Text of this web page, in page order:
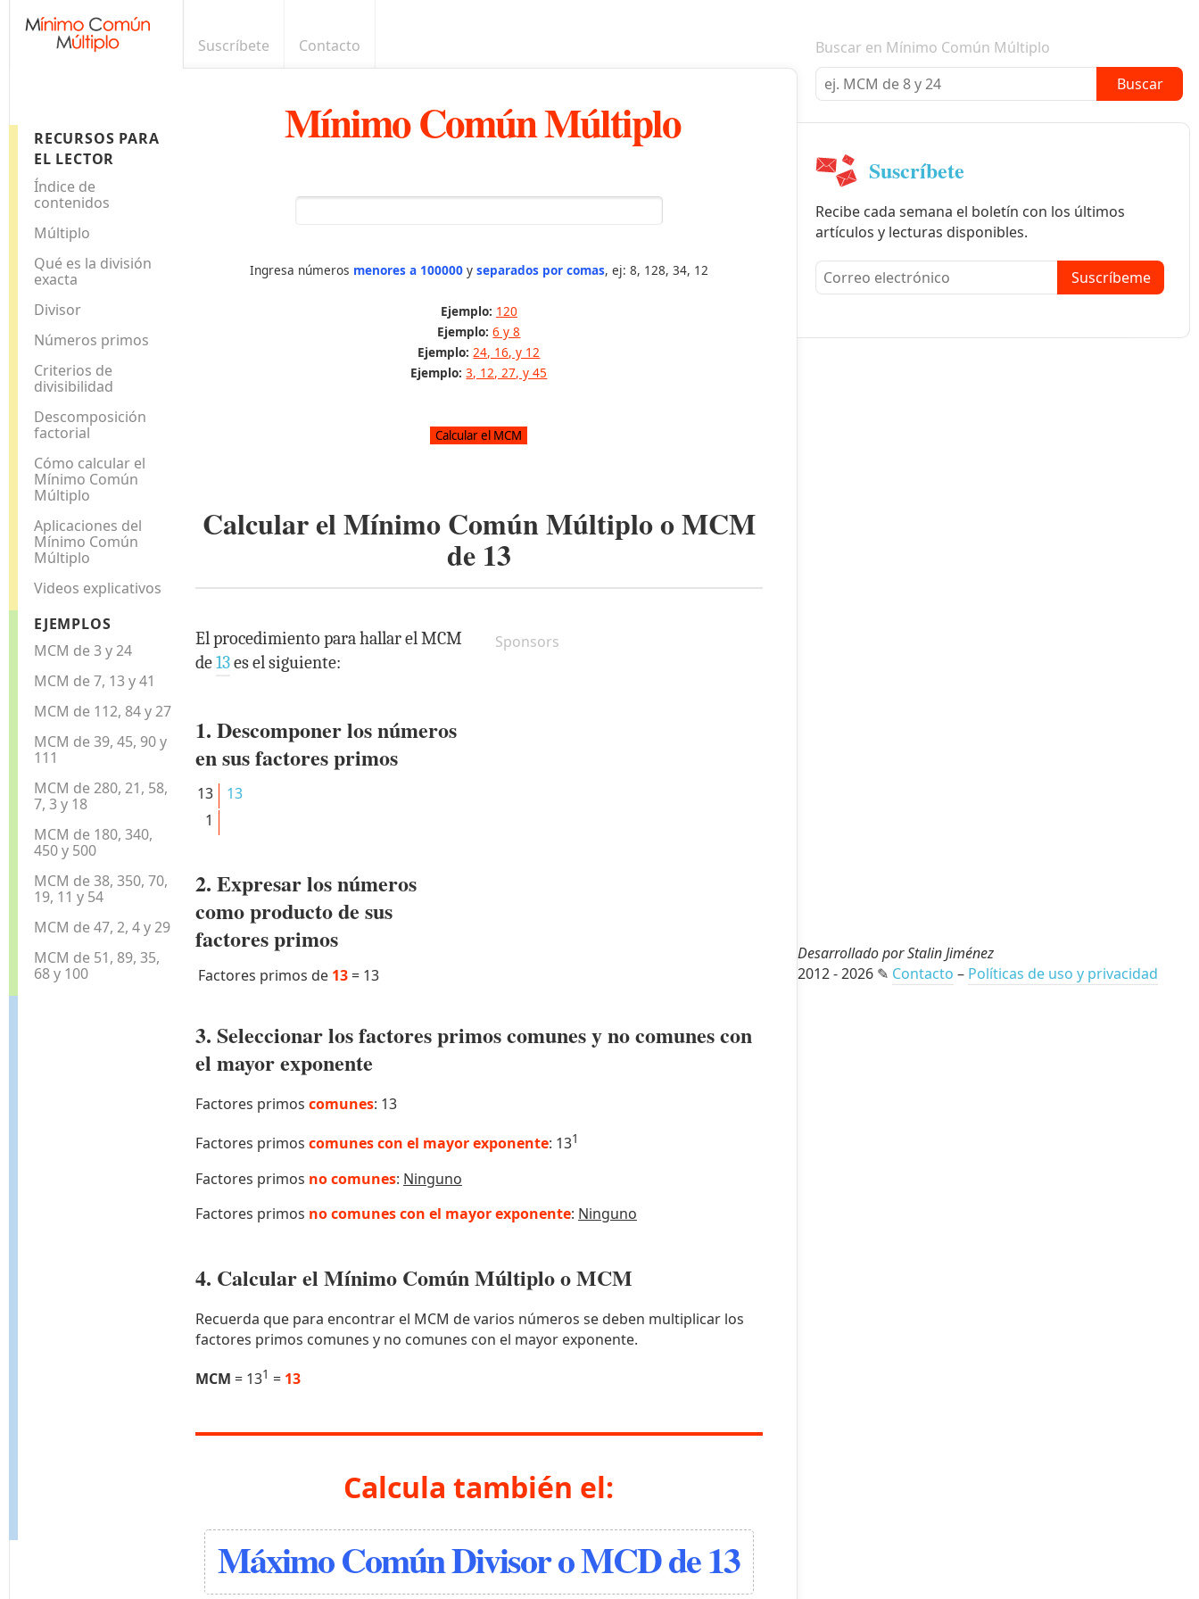
Suscríbete Contacto Boletín informativo
RECURSOS PARA
EL LECTOR
Índice de
contenidos
Múltiplo
Qué es la división
exacta
Divisor
Números primos
Criterios de
divisibilidad
Descomposición
factorial
Cómo calcular el
Mínimo Común
Múltiplo
Aplicaciones del
Mínimo Común
Múltiplo
Videos explicativos
EJEMPLOS
MCM de 3 y 24
MCM de 7, 13 y 41
MCM de 112, 84 y 27
MCM de 39, 45, 90 y
111
MCM de 280, 21, 58,
7, 3 y 18
MCM de 180, 340,
450 y 500
MCM de 38, 350, 70,
19, 11 y 54
MCM de 47, 2, 4 y 29
MCM de 51, 89, 35,
68 y 100
Mínimo Común Múltiplo
Ingresa números menores a 100000y separados por comas, ej: 8, 128, 34, 12
Ejemplo: 120
Ejemplo: 6 y 8
Ejemplo: 24, 16, y 12
Ejemplo: 3, 12, 27, y 45
Calcular el Mínimo Común Múltiplo o MCM
de 13
Sponsors
El procedimiento para hallar el MCM
de13es el siguiente:
1. Descomponer los números
en sus factores primos
13
13
1
2. Expresar los números
como producto de sus
factores primos
Factores primos de 13 = 13
3. Seleccionar los factores primos comunes y no comunes con
el mayor exponente
Factores primos comunes: 13
Factores primos comunes con el mayor exponente: 131
Factores primos no comunes: Ninguno
Factores primos no comunes con el mayor exponente: Ninguno
4. Calcular el Mínimo Común Múltiplo o MCM
Recuerda que para encontrar el MCM de varios números se deben multiplicar los
factores primos comunes y no comunes con el mayor exponente.
MCM = 131 = 13
Calcula también el:
Máximo Común Divisor o MCD de 13
Buscar en Mínimo Común Múltiplo
Buscar
Suscríbete
Recibe cada semana el boletín con los últimos
artículos y lecturas disponibles.
Suscríbeme
Desarrollado por Stalin Jiménez
2012 - 2026 ✎ Contacto – Políticas de uso y privacidad